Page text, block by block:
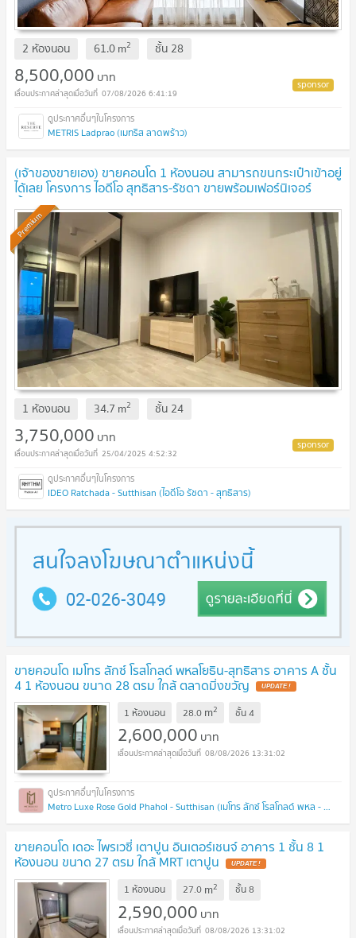
2 ห้องนอน 61.0m2 ชั้น 28
8,500,000 บาท
07/08/2026 6:41:19
METRIS Ladprao (เมทริส ลาดพร้าว)
(เจ้าของขายเอง) ขายคอนโด 1 ห้องนอน สามารถขนกระเป๋าเข้าอยู่
ได้เลย โครงการ ไอดีโอ สุทธิสาร-รัชดา ขายพร้อมเฟอร์นิเจอร์
ทั้งหมด สภาพห้องดีมาก
Premium
1 ห้องนอน 34.7 m2 ชั้น 24
3,750,000 บาท
25/04/2025 4:52:32
IDEO Ratchada - Sutthisan (ไอดีโอ รัชดา - สุทธิสาร)
ขายคอนโด เมโทร ลักซ์ โรสโกลด์ พหลโยธิน-สุทธิสาร อาคาร A ชั้น
4 1 ห้องนอน ขนาด 28 ตรม ใกล้ ตลาดมิ่งขวัญ UPDATE !
1 ห้องนอน 28.0 m2 ชั้น4
2,600,000 บาท
08/08/2026 13:31:02
Metro Luxe Rose Gold Phahol - Sutthisan (เมโทร ลักซ์ โรสโกลด์ พหล - สุทธิสาร)
ขายคอนโด เดอะ ไพรเวซี่ เตาปูน อินเตอร์เชนจ์ อาคาร 1 ชั้น 8 1
ห้องนอน ขนาด 27 ตรม ใกล้ MRT เตาปูน UPDATE !
1 ห้องนอน 27.0 m2 ชั้น8
2,590,000 บาท
08/08/2026 13:31:02